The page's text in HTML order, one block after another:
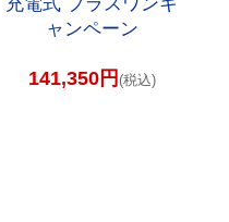
ャンペーン
141,350円 (税込)